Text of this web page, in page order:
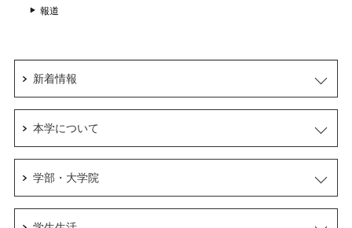
報道
新着情報
本学について
学部・大学院